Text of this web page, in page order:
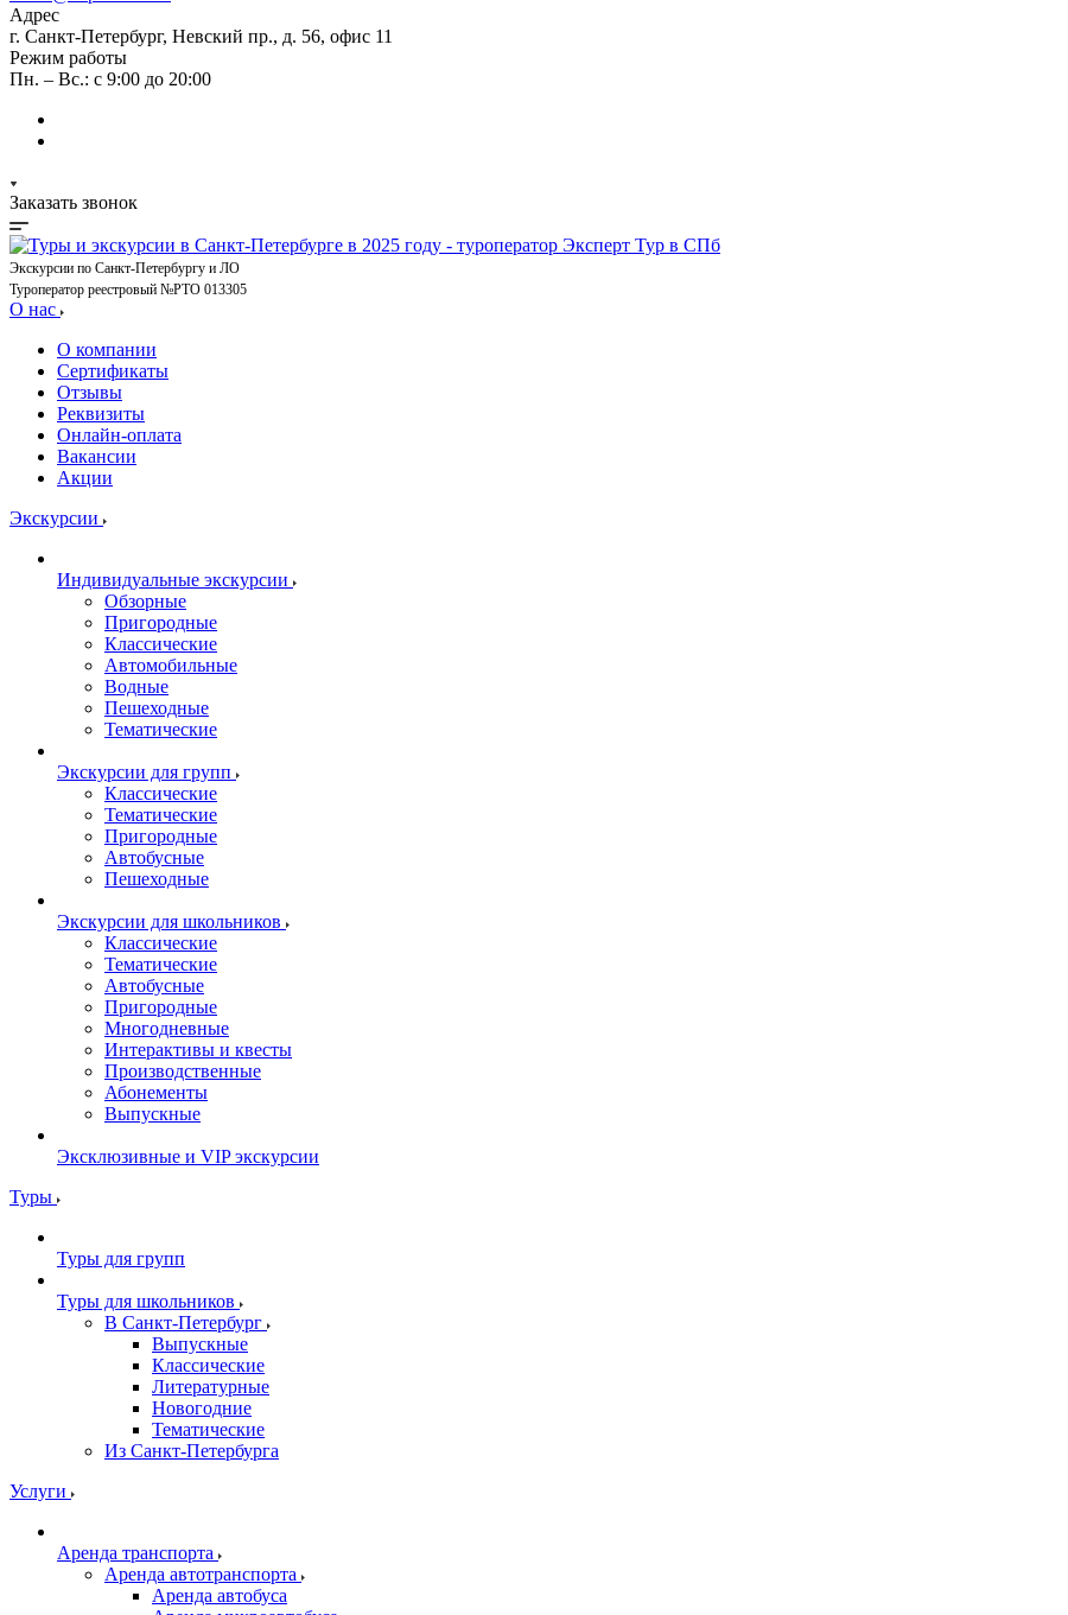
Адрес
г. Санкт-Петербург, Невский пр., д. 56, офис 11
Режим работы
Пн. – Вс.: с 9:00 до 20:00
Заказать звонок
Экскурсии по Санкт-Петербургу и ЛО
Туроператор реестровый №РТО 013305
О нас
О компании
Сертификаты
Отзывы
Реквизиты
Онлайн-оплата
Вакансии
Акции
Экскурсии
Индивидуальные экскурсии
Обзорные
Пригородные
Классические
Автомобильные
Водные
Пешеходные
Тематические
Экскурсии для групп
Классические
Тематические
Пригородные
Автобусные
Пешеходные
Экскурсии для школьников
Классические
Тематические
Автобусные
Пригородные
Многодневные
Интерактивы и квесты
Производственные
Абонементы
Выпускные
Эксклюзивные и VIP экскурсии
Туры
Туры для групп
Туры для школьников
В Санкт-Петербург
Выпускные
Классические
Литературные
Новогодние
Тематические
Из Санкт-Петербурга
Услуги
Аренда транспорта
Аренда автотранспорта
Аренда автобуса